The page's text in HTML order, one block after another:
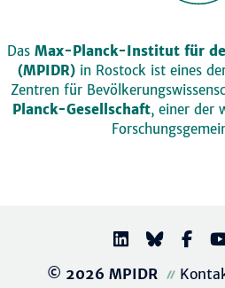
Das Max-Planck-Institut für
(MPIDR)in Rostock ist eines
Zentren für
Planck-Gesellschaft, einer der
© 2026 MPIDR